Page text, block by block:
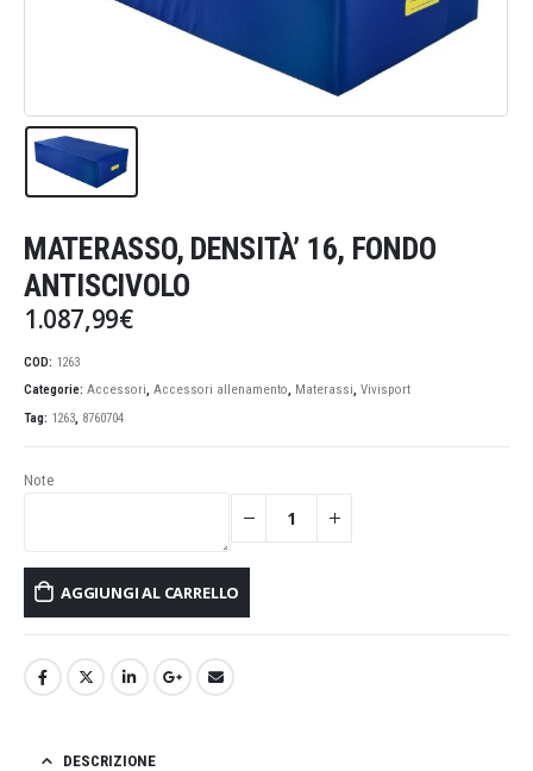
MATERASSO, DENSITÀ’ 16, FONDO
ANTISCIVOLO
1.087,99€
COD: 1263
Categorie: Accessori, Accessori allenamento, Materassi, Vivisport
Tag: 1263, 8760704
Note
AGGIUNGI AL CARRELLO
DESCRIZIONE